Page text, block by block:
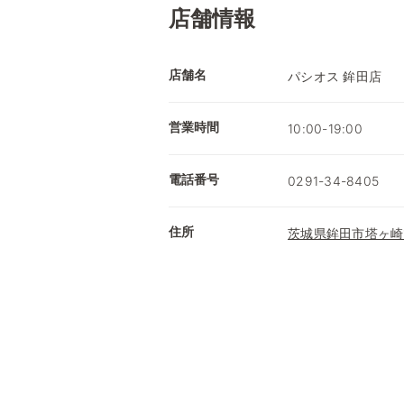
店舗情報
店舗名 パシオス 鉾田店
営業時間 10:00-19:00
電話番号 0291-34-8405
住所 茨城県鉾田市塔ヶ